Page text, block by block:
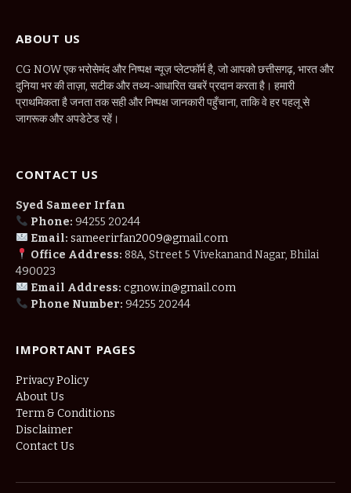
ABOUT US
CG NOW एक भरोसेमंद और निष्पक्ष न्यूज़ प्लेटफॉर्म है, जो आपको छत्तीसगढ़, भारत और
दुनिया भर की ताज़ा, सटीक और तथ्य-आधारित खबरें प्रदान करता है। हमारी
प्राथमिकता है जनता तक सही और निष्पक्ष जानकारी पहुँचाना, ताकि वे हर पहलू से
जागरूक और अपडेटेड रहें।
CONTACT US
Syed Sameer Irfan
Phone: 94255 20244
Email: sameerirfan2009@gmail.com
Office Address: 88A, Street 5 Vivekanand Nagar, Bhilai
490023
Email Address: cgnow.in@gmail.com
Phone Number: 94255 20244
IMPORTANT PAGES
Privacy Policy
About Us
Term & Conditions
Disclaimer
Contact Us